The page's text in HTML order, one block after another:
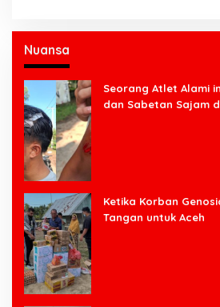
Nuansa
Seorang Atlet Alami
dan Sabetan Sajam
Ketika Korban
Tangan untuk Aceh